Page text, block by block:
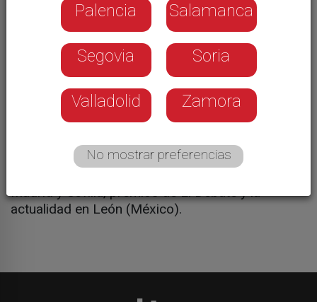
16/04/2026
Grana y Oro recibe como invitado al matador de
toros gaditano de nacimiento aunque extremeño
de adopción Ginés Marín. Un torero de enorme
calidad, que ha salido dos veces a hombros de
Las Ventas y que este 2026 cumple una década
de alternativa, que tomase en Nimes en 2016 con
Morante de la Puebla de padrino y David Mora de
testigo. Además, feria de Valdemorillo, galas de
Madrid y Sevilla, premios de El Debate y la
actualidad en León (México).
Palencia Salamanca
Segovia Soria
Valladolid Zamora
No mostrar preferencias